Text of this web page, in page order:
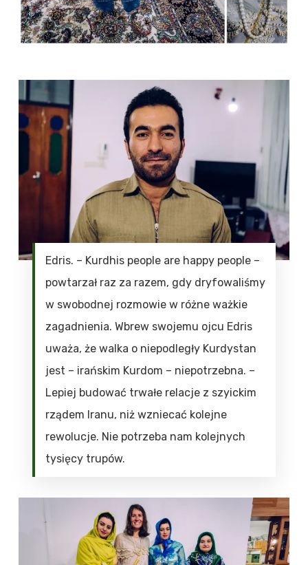
Edris. – Kurdhis people are happy people –
powtarzał raz za razem, gdy dryfowaliśmy
w swobodnej rozmowie w różne ważkie
zagadnienia. Wbrew swojemu ojcu Edris
uważa, że walka o niepodległy Kurdystan
jest – irańskim Kurdom – niepotrzebna. –
Lepiej budować trwałe relacje z szyickim
rządem Iranu, niż wzniecać kolejne
rewolucje. Nie potrzeba nam kolejnych
tysięcy trupów.